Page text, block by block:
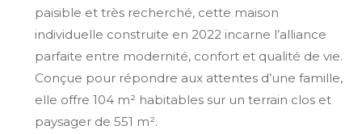
paisible et très recherché, cette maison
individuelle construite en 2022 incarne l’alliance
parfaite entre modernité, confort et qualité de vie.
Conçue pour répondre aux attentes d’une famille,
elle offre 104 m² habitables sur un terrain clos et
paysager de 551 m².